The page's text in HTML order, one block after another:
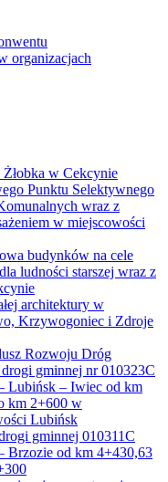
organizacjach
w Cekcynie
Punktu Selektywnego
wraz z
w miejscowości
budynków na cele
ludności starszej wraz z
architektury w
Krzywogoniec i Zdroje
Rozwoju Dróg
gminnej nr 010323C
Lubińsk – Iwiec od km
km 2+600 w
Lubińsk
gminnej 010311C
Brzozie od km 4+430,63